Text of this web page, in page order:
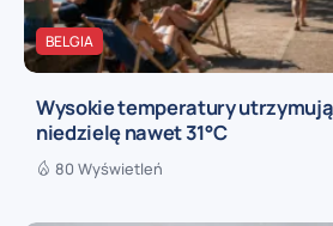
BELGIA
Wysokie temperatury utrzymują
niedzielę nawet 31°C
80 Wyświetleń